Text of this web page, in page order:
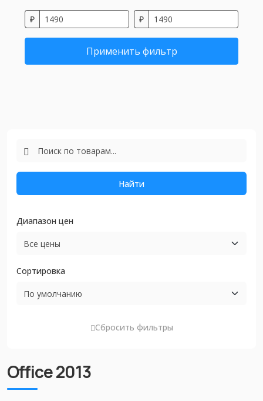
₽ ₽
Применить фильтр
Найти
Диапазон цен
Сортировка
Сбросить фильтры
Office 2013